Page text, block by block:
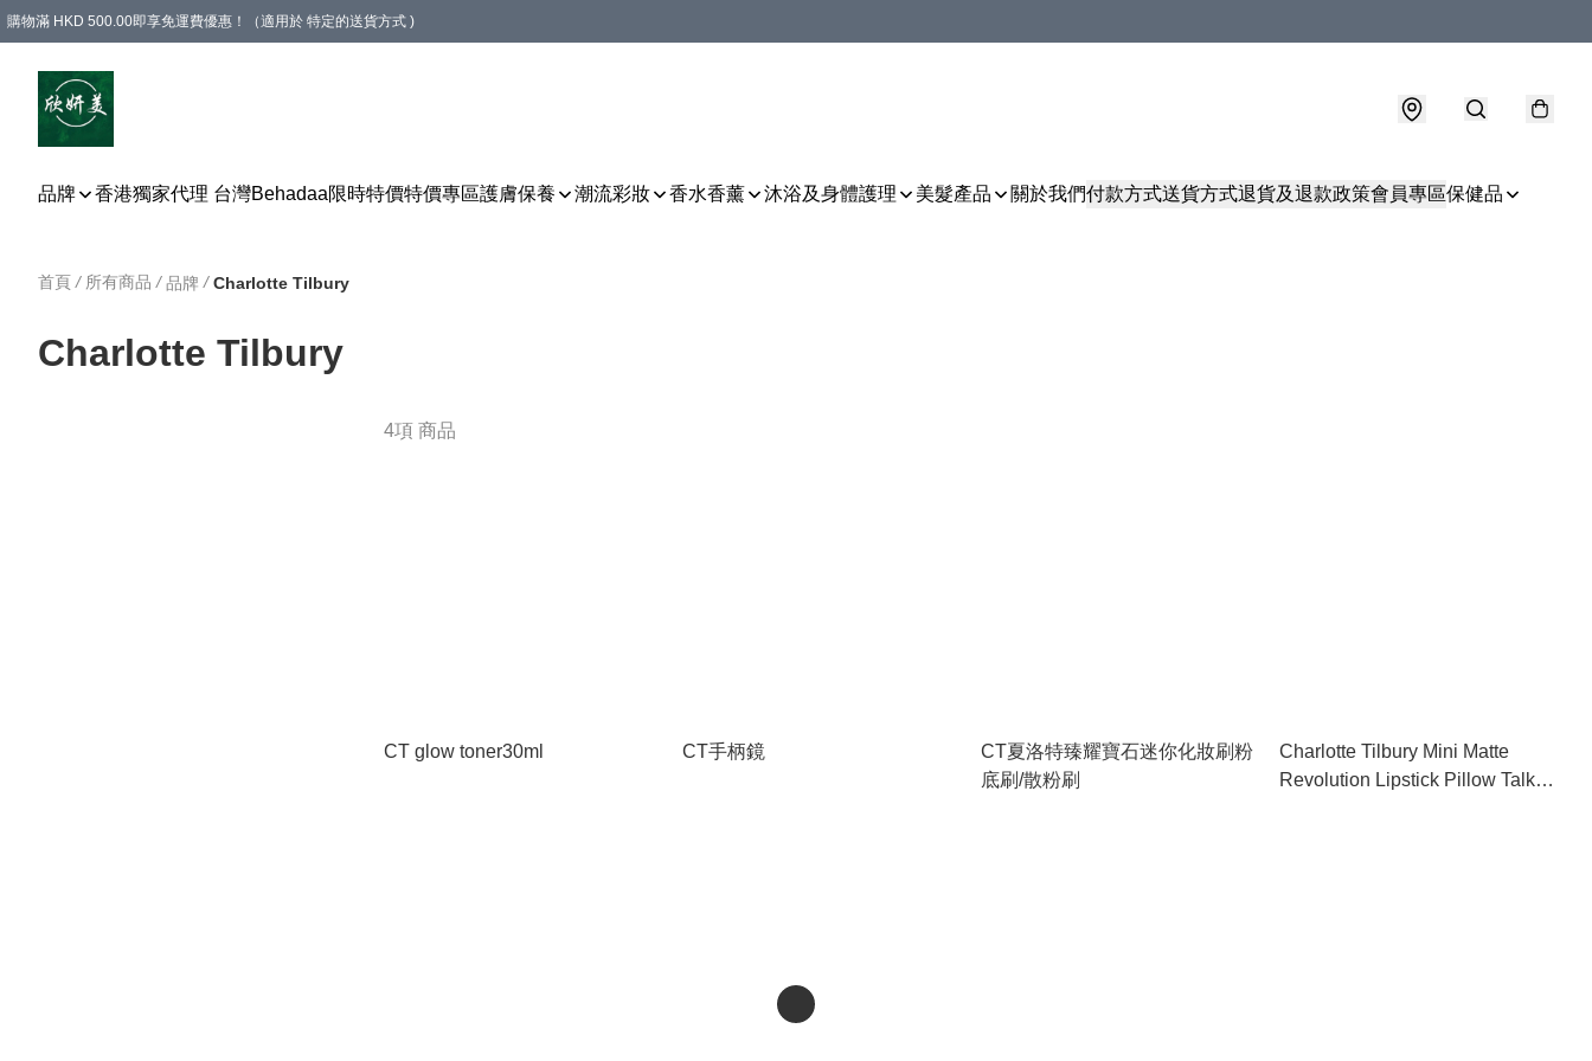
購物滿 HKD 500.00即享免運費優惠！（適用於 特定的送貨方式 )
品牌 香港獨家代理 台灣Behadaa限時特價特價專區護膚保養 潮流彩妝 香水香薰 沐浴及身體護理 美髮產品 關於我們付款方式送貨方式退貨及退款政策會員專區保健品
首頁 / 所有商品 / 品牌 / Charlotte Tilbury
Charlotte Tilbury
4項 商品
CT glow toner30ml CT手柄鏡
CT夏洛特臻耀寶石迷你化妝刷粉
底刷/散粉刷
Charlotte Tilbury Mini Matte
Revolution Lipstick Pillow Talk